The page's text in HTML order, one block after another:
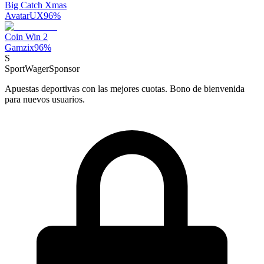
Big Catch Xmas
AvatarUX96%
Coin Win 2
Gamzix96%
S
SportWagerSponsor
Apuestas deportivas con las mejores cuotas. Bono de bienvenida
para nuevos usuarios.